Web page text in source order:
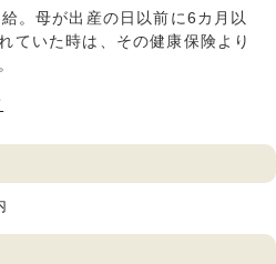
。母が出産の日以前に6カ月以
ていた時は、その健康保険より